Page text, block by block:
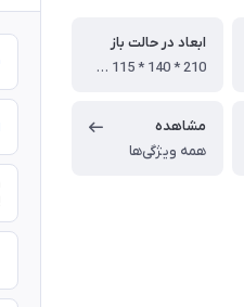
ابعاد در حالت باز
210 * 140 * 115 سانتی متر
مشاهده
همه ویژگی‌ها